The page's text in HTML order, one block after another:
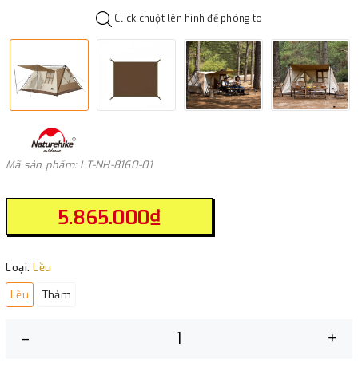
Click chuột lên hình để phóng to
Mã sản phẩm: LT-NH-8160-01
5.865.000₫
Loại: Lều
Lều
Thảm
– +